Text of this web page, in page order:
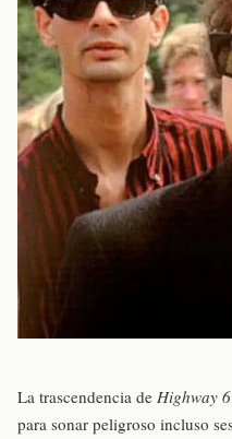
La trascendencia de Highway
para sonar peligroso incluso